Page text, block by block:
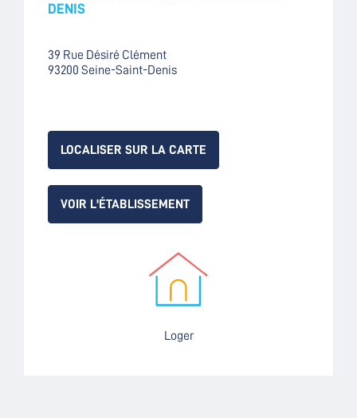
DENIS
39 Rue Désiré Clément
93200 Seine-Saint-Denis
LOCALISER SUR LA CARTE
VOIR L'ÉTABLISSEMENT
Loger